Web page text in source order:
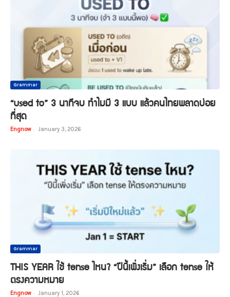
Grammar
“used to” 3 นาทีจบ ทำไมมี 3 แบบ แล้วคนไทยพลาดบ่อย
ที่สุด
Engnow - January 3, 2026
Grammar
THIS YEAR ใช้ tense ไหน? “ปีนี้เพิ่งเริ่ม” เลือก tense ให้
ตรงความหมาย
Engnow - January 1, 2026